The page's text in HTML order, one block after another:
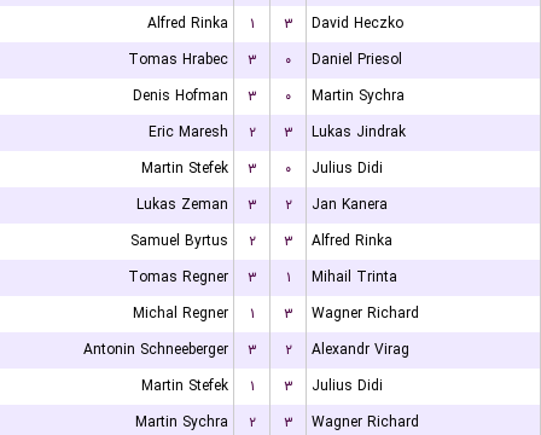
Alfred Rinka
۱ ۳
David Heczko
Tomas Hrabec
۳ ۰
Daniel Priesol
Denis Hofman
۳ ۰
Martin Sychra
Eric Maresh
۲ ۳
Lukas Jindrak
Martin Stefek
۳ ۰
Julius Didi
Lukas Zeman
۳ ۲
Jan Kanera
Samuel Byrtus
۲ ۳
Alfred Rinka
Tomas Regner
۳ ۱
Mihail Trinta
Michal Regner
۱ ۳
Wagner Richard
Antonin Schneeberger
۳ ۲
Alexandr Virag
Martin Stefek
۱ ۳
Julius Didi
Martin Sychra
۲ ۳
Wagner Richard